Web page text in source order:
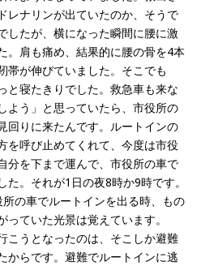
レナリンが出ていたのか、そうで
したが、横になった瞬間に腰に激
。肩も痛め、結果的に腰の骨を4本
帯が伸びていました。そこでも
と寝たきりでした。救急車も来な
よう」と思っていたら、市役所の
回りに来たんです。ルートインの
を呼び止めてくれて、今度は市役
分を下まで運んで、市役所の車で
た。それが1日の夜8時か9時です。
の車でルートインを出る時、もの
っていた光景は覚えています。
こうとなったのは、そこしか避難
からです。避難でルートインに逃